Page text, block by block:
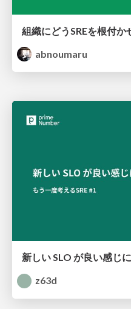
組織にどうSREを根付
abnoumaru
新しい SLO が良い感じ
z63d